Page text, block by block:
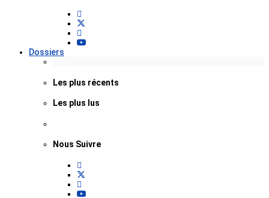
Dossiers
Les plus récents
Les plus lus
Nous Suivre